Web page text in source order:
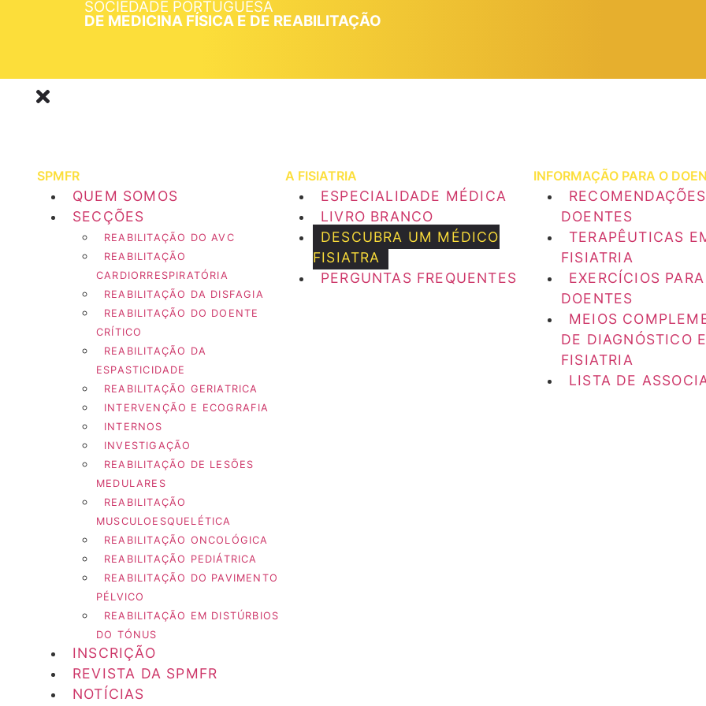
SOCIEDADE PORTUGUESA
DE MEDICINA FÍSICA E DE REABILITAÇÃO
SPMFR
QUEM SOMOS
SECÇÕES
REABILITAÇÃO DO AVC
REABILITAÇÃO
CARDIORRESPIRATÓRIA
REABILITAÇÃO DA DISFAGIA
REABILITAÇÃO DO DOENTE
CRÍTICO
REABILITAÇÃO DA
ESPASTICIDADE
REABILITAÇÃO GERIATRICA
INTERVENÇÃO E ECOGRAFIA
INTERNOS
INVESTIGAÇÃO
REABILITAÇÃO DE LESÕES
MEDULARES
REABILITAÇÃO
MUSCULOESQUELÉTICA
REABILITAÇÃO ONCOLÓGICA
REABILITAÇÃO PEDIÁTRICA
REABILITAÇÃO DO PAVIMENTO
PÉLVICO
REABILITAÇÃO EM DISTÚRBIOS
DO TÓNUS
INSCRIÇÃO
REVISTA DA SPMFR
NOTÍCIAS
A FISIATRIA
ESPECIALIDADE MÉDICA
LIVRO BRANCO
DESCUBRA UM MÉDICO
FISIATRA
PERGUNTAS FREQUENTES
INFORMAÇÃO PARA O
DOENTES
TERAPÊUTICAS
FISIATRIA
EXERCÍCIOS PARA
DOENTES
MEIOS
DE DIAGNÓSTICO
FISIATRIA
LISTA DE